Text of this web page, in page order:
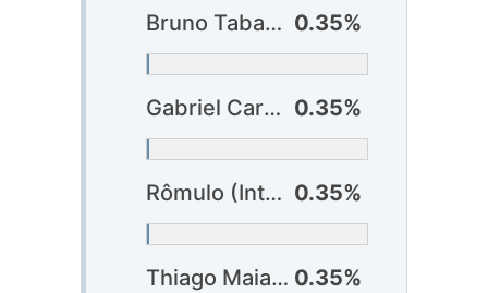
Bruno Tabata (Internacional) 0.35%
Gabriel Carvalho (Internacional) 0.35%
Rômulo (Internacional) 0.35%
Thiago Maia (Internacional) 0.35%